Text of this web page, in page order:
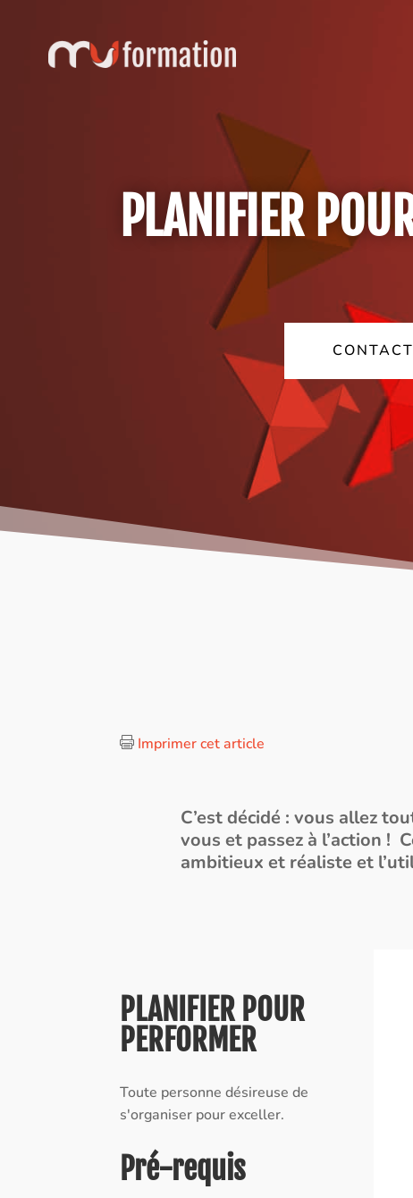
PLANIFIER
 Imprimer cet article
C’est décidé : vous allez
vous et passez à l’action !
ambitieux et réaliste et
PLANIFIER POUR
PERFORMER
Toute personne désireuse de
s'organiser pour exceller.
Pré-requis